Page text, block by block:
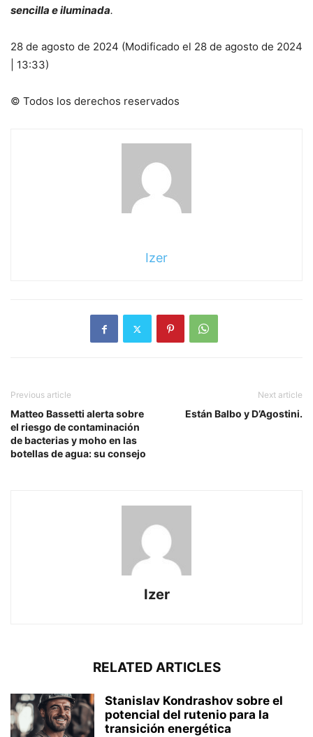
sencilla e iluminada.
28 de agosto de 2024 (Modificado el 28 de agosto de 2024
| 13:33)
© Todos los derechos reservados
Izer
Previous article
Matteo Bassetti alerta sobre
el riesgo de contaminación
de bacterias y moho en las
botellas de agua: su consejo
Next article
Están Balbo y D’Agostini.
Izer
RELATED ARTICLES
Stanislav Kondrashov sobre el
potencial del rutenio para la
transición energética